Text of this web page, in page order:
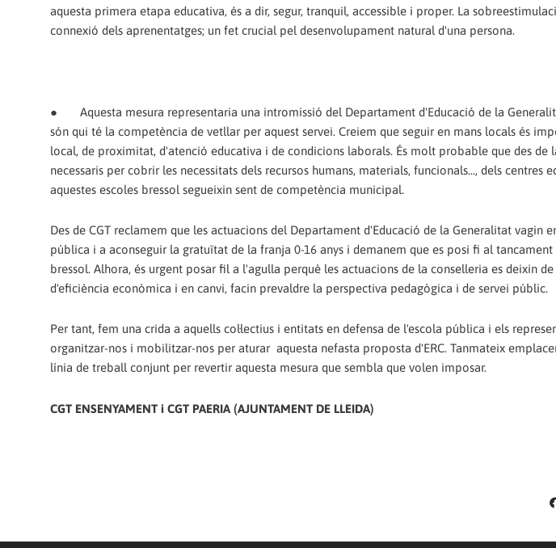
aquesta primera etapa educativa, és a dir, segur, tranquil, accessible i proper. La
connexió dels aprenentatges; un fet crucial pel desenvolupament natural d'una persona.
● Aquesta mesura representaria una intromissió del Departament d'Educació de la
són qui té la competència de vetllar per aquest servei. Creiem que seguir en mans locals és
local, de proximitat, d'atenció educativa i de condicions laborals. És molt probable que des de
necessaris per cobrir les necessitats dels recursos humans, materials, funcionals..., dels centres
aquestes escoles bressol segueixin sent de competència municipal.
Des de CGT reclamem que les actuacions del Departament d'Educació de la Generalitat vagin
pública i a aconseguir la gratuïtat de la franja 0-16 anys i demanem que es posi fi al
bressol. Alhora, és urgent posar fil a l'agulla perquè les actuacions de la conselleria es deixin
d'eficiència econòmica i en canvi, facin prevaldre la perspectiva pedagògica i de servei públic.
Per tant, fem una crida a aquells col·lectius i entitats en defensa de l'escola pública i els
organitzar-nos i mobilitzar-nos per aturar aquesta nefasta proposta d'ERC. Tanmateix
línia de treball conjunt per revertir aquesta mesura que sembla que volen imposar.
CGT ENSENYAMENT i CGT PAERIA (AJUNTAMENT DE LLEIDA)